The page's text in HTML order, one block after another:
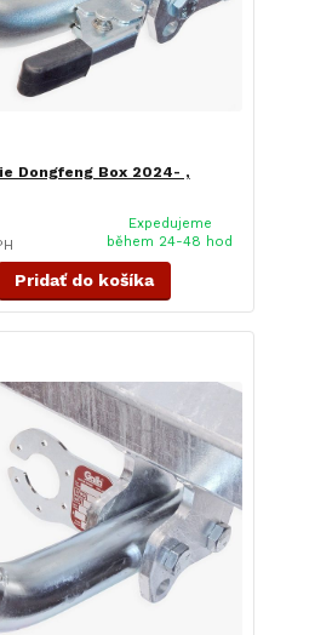
Dongfeng Box 2024- ,
Expedujeme
během 24-48 hod
Pridať do košíka